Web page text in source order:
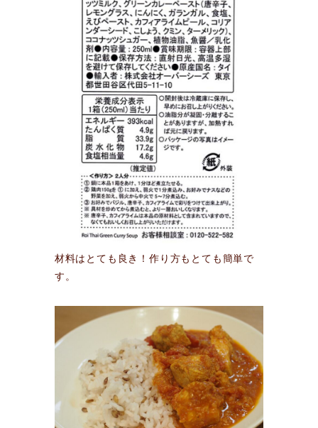
材料はとても良き！作り方もとても簡単で
す。